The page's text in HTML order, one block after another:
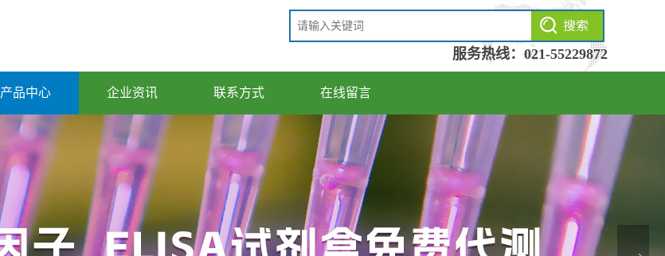
服务热线： 021-55229872
产品中心 企业资讯 联系方式 在线留言